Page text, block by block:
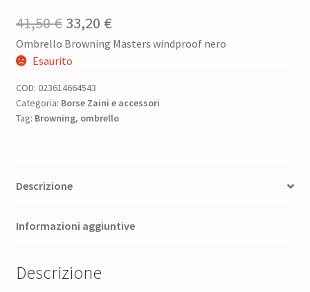
41,50€ Il
prezzo
era:
41,50 €.
33,20 €Il
prezzo
è:
33,20 €.
Ombrello Browning Masters windproof nero
Esaurito
COD: 023614664543
Categoria: Borse Zaini e accessori
Tag: Browning, ombrello
Descrizione
Informazioni aggiuntive
Descrizione